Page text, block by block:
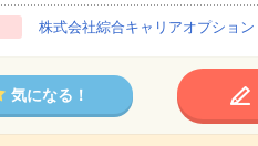
株式会社綜合キャリアオプショ
気になる！